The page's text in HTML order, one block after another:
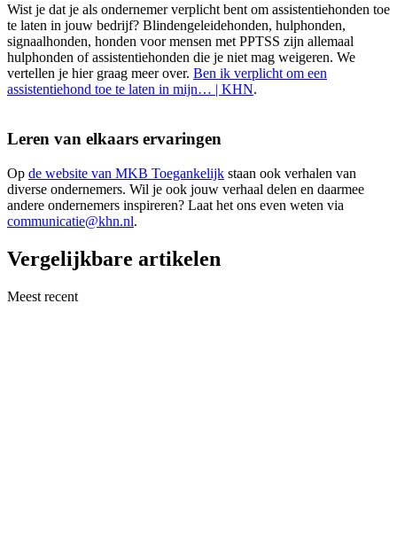
Wist je dat je als ondernemer verplicht bent om assistentiehonden toe
te laten in jouw bedrijf? Blindengeleidehonden, hulphonden,
signaalhonden, honden voor mensen met PPTSS zijn allemaal
hulphonden of assistentiehonden die je niet mag weigeren. We
vertellen je hier graag meer over. Ben ik verplicht om een
assistentiehond toe te laten in mijn… | KHN.
Leren van elkaars ervaringen
Op de website van MKB Toegankelijk staan ook verhalen van
diverse ondernemers. Wil je ook jouw verhaal delen en daarmee
andere ondernemers inspireren? Laat het ons even weten via
communicatie@khn.nl.
Vergelijkbare artikelen
Meest recent